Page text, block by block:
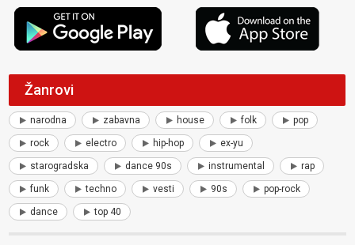
Žanrovi
narodna zabavna house folk pop
rock electro hip-hop ex-yu
starogradska dance 90s instrumental rap
funk techno vesti 90s pop-rock
dance top 40